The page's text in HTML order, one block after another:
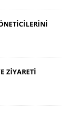
ZİYARETİ